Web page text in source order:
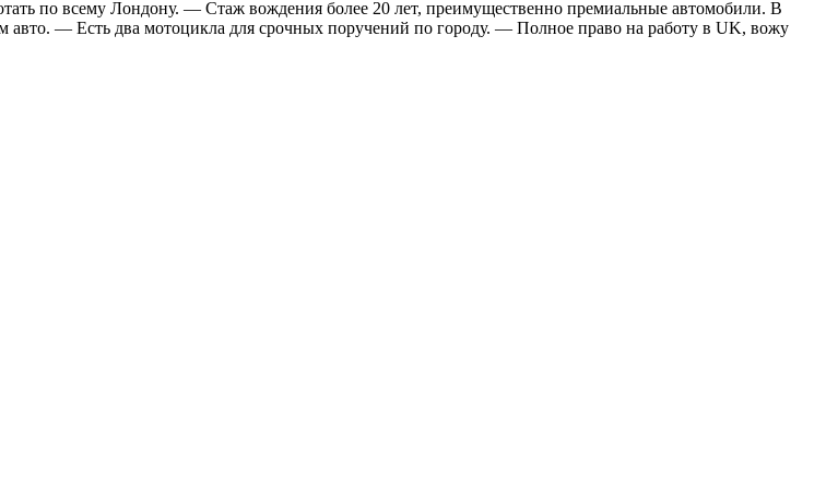
по всему Лондону. — Стаж вождения более 20 лет, преимущественно премиальные автомобили. В
— Есть два мотоцикла для срочных поручений по городу. — Полное право на работу в UK, вожу